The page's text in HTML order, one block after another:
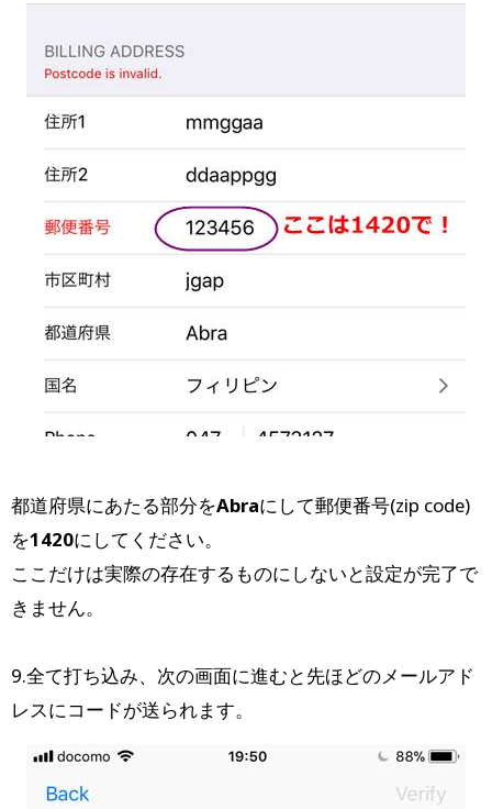
都道府県にあたる部分をAbraにして郵便番号(zip code)
を1420にしてください。
ここだけは実際の存在するものにしないと設定が完了で
きません。
9.全て打ち込み、次の画面に進むと先ほどのメールアド
レスにコードが送られます。